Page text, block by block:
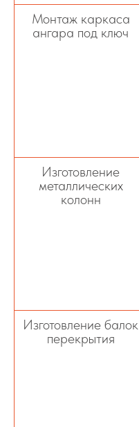
Монтаж каркаса
ангара под ключ
Изготовление
металлических
колонн
Изготовление балок
перекрытия